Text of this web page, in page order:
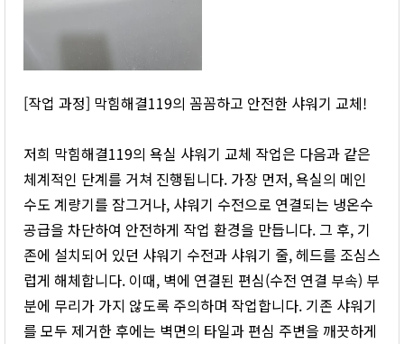
[작업 과정] 막힘해결119의 꼼꼼하고 안전한 샤워기 교체!
저희 막힘해결119의 욕실 샤워기 교체 작업은 다음과 같은
체계적인 단계를 거쳐 진행됩니다. 가장 먼저, 욕실의 메인
수도 계량기를 잠그거나, 샤워기 수전으로 연결되는 냉온수
공급을 차단하여 안전하게 작업 환경을 만듭니다. 그 후, 기
존에 설치되어 있던 샤워기 수전과 샤워기 줄, 헤드를 조심스
럽게 해체합니다. 이때, 벽에 연결된 편심(수전 연결 부속) 부
분에 무리가 가지 않도록 주의하며 작업합니다. 기존 샤워기
를 모두 제거한 후에는 벽면의 타일과 편심 주변을 깨끗하게